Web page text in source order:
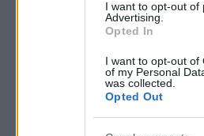
I want to opt-out of
Advertising.
Opted In
I want to opt-out of
of my Personal
was collected.
Opted Out